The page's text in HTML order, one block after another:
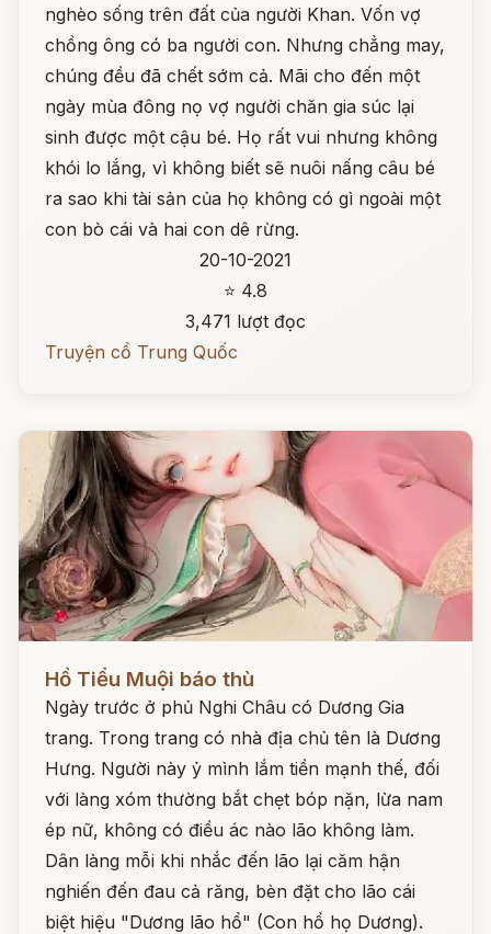
nghèo sống trên đất của người Khan. Vốn vợ
chồng ông có ba người con. Nhưng chẳng may,
chúng đều đã chết sớm cả. Mãi cho đến một
ngày mùa đông nọ vợ người chăn gia súc lại
sinh được một cậu bé. Họ rất vui nhưng không
khói lo lắng, vì không biết sẽ nuôi nấng câu bé
ra sao khi tài sản của họ không có gì ngoài một
con bò cái và hai con dê rừng.
20-10-2021
⭐ 4.8
3,471 lượt đọc
Truyện cổ Trung Quốc
Đọc ngay
Hồ Tiểu Muội báo thù
Ngày trước ở phủ Nghi Châu có Dương Gia
trang. Trong trang có nhà địa chủ tên là Dương
Hưng. Người này ỷ mình lắm tiền mạnh thế, đối
với làng xóm thường bắt chẹt bóp nặn, lừa nam
ép nữ, không có điều ác nào lão không làm.
Dân làng mỗi khi nhắc đến lão lại căm hận
nghiến đến đau cả răng, bèn đặt cho lão cái
biệt hiệu "Dương lão hổ" (Con hổ họ Dương).